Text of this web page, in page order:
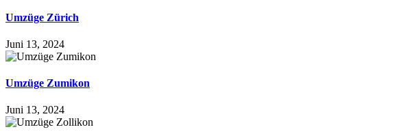
Umzüge Zürich
Juni 13, 2024
Umzüge Zumikon
Juni 13, 2024